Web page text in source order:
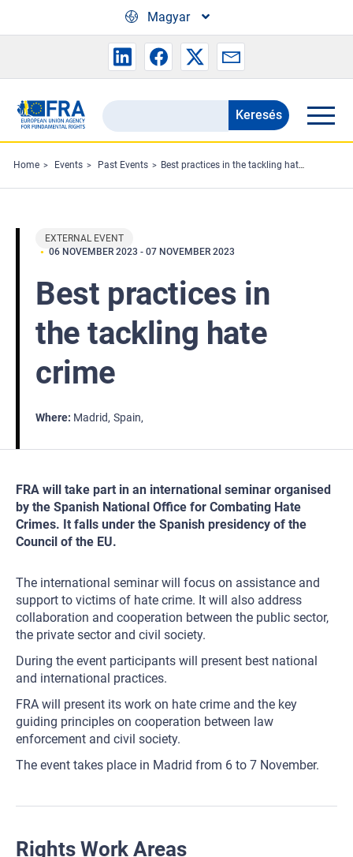
Magyar
Search
the
FRA
website
Keresés
Home Events Past Events Best practices in the tackling hate crime
EXTERNAL EVENT
06 NOVEMBER 2023 - 07 NOVEMBER 2023
Best practices in
the tackling hate
crime
Where Madrid Spain
FRA will take part in an international seminar organised
by the Spanish National Office for Combating Hate
Crimes. It falls under the Spanish presidency of the
Council of the EU.
The international seminar will focus on assistance and
support to victims of hate crime. It will also address
collaboration and cooperation between the public sector,
the private sector and civil society.
During the event participants will present best national
and international practices.
FRA will present its work on hate crime and the key
guiding principles on cooperation between law
enforcement and civil society.
The event takes place in Madrid from 6 to 7 November.
Rights Work Areas